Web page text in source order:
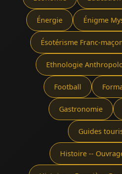
Énergie Énigme
Ésotérisme Franc-
Ethnologie
Football
Gastronomie
Guides
Histoire --